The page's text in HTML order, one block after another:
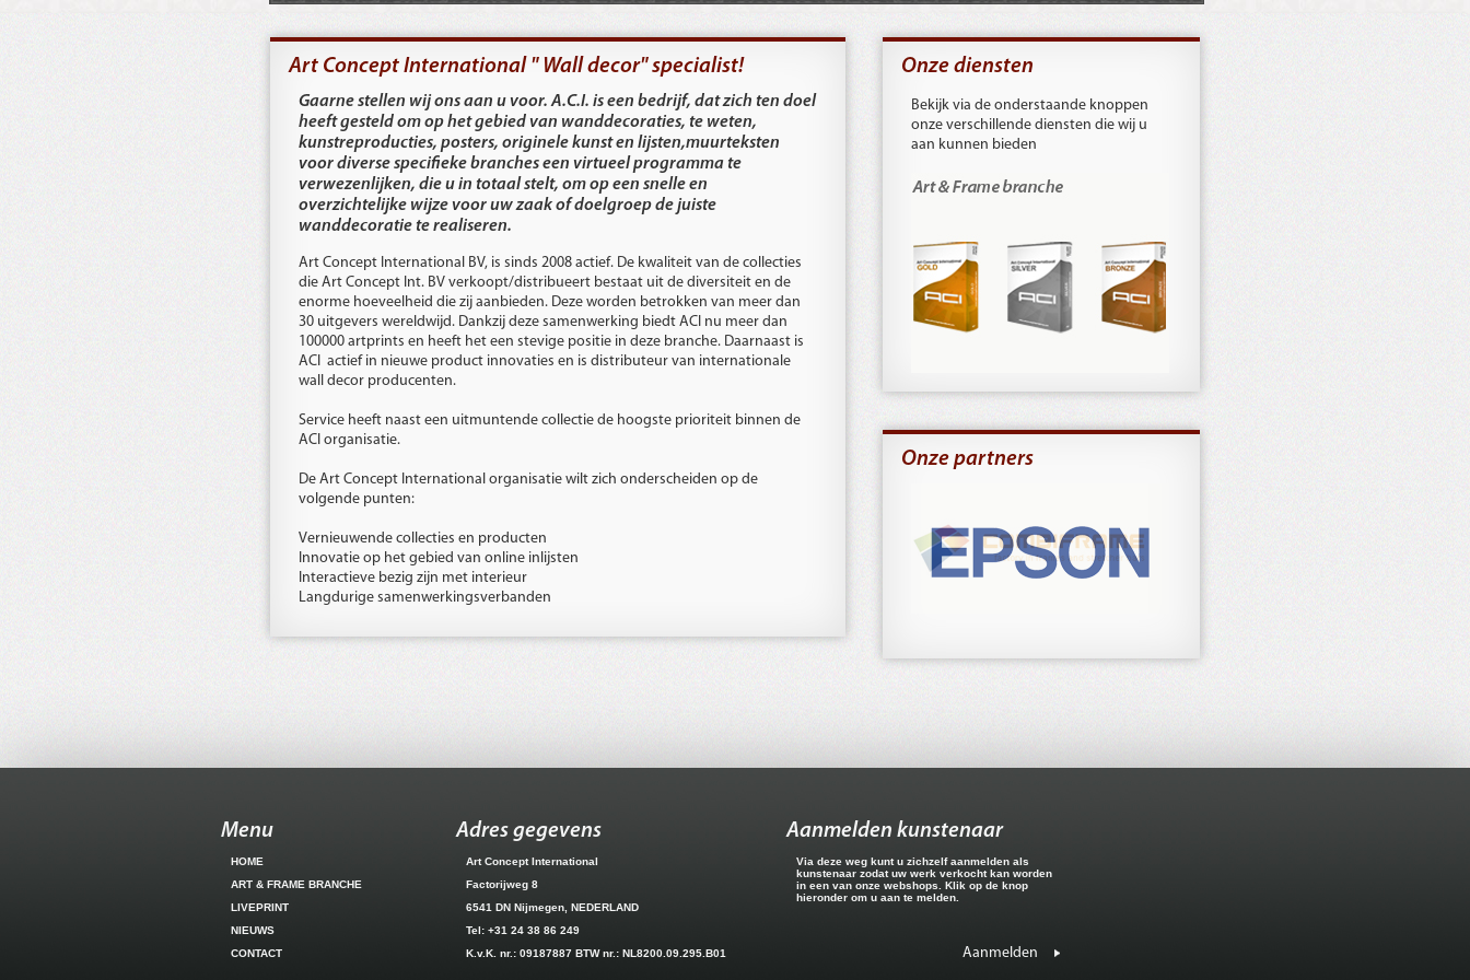
Art Concept International " Wall decor" specialist!
Gaarne stellen wij ons aan u voor. A.C.I. is een bedrijf, dat zich ten doel
heeft gesteld om op het gebied van wanddecoraties, te weten,
kunstreproducties, posters, originele kunst en lijsten,muurteksten
voor diverse specifieke branches een virtueel programma te
verwezenlijken, die u in totaal stelt, om op een snelle en
overzichtelijke wijze voor uw zaak of doelgroep de juiste
wanddecoratie te realiseren.
Art Concept International BV, is sinds 2008 actief. De kwaliteit van de collecties
die Art Concept Int. BV verkoopt/distribueert bestaat uit de diversiteit en de
enorme hoeveelheid die zij aanbieden. Deze worden betrokken van meer dan
30 uitgevers wereldwijd. Dankzij deze samenwerking biedt ACI nu meer dan
100000 artprints en heeft het een stevige positie in deze branche. Daarnaast is
ACI actief in nieuwe product innovaties en is distributeur van internationale
wall decor producenten.
Service heeft naast een uitmuntende collectie de hoogste prioriteit binnen de
ACI organisatie.
De Art Concept International organisatie wilt zich onderscheiden op de
volgende punten:
Vernieuwende collecties en producten
Innovatie op het gebied van online inlijsten
Interactieve bezig zijn met interieur
Langdurige samenwerkingsverbanden
Onze diensten
Bekijk via de onderstaande knoppen
onze verschillende diensten die wij u
aan kunnen bieden
Onze partners
Menu
HOME
ART & FRAME BRANCHE
LIVEPRINT
NIEUWS
CONTACT
Adres gegevens
Art Concept International
Factorijweg 8
6541 DN Nijmegen, NEDERLAND
Tel: +31 24 38 86 249
K.v.K. nr.: 09187887 BTW nr.: NL8200.09.295.B01
Aanmelden kunstenaar
Via deze weg kunt u zichzelf aanmelden als
kunstenaar zodat uw werk verkocht kan worden
in een van onze webshops. Klik op de knop
hieronder om u aan te melden.
Aanmelden